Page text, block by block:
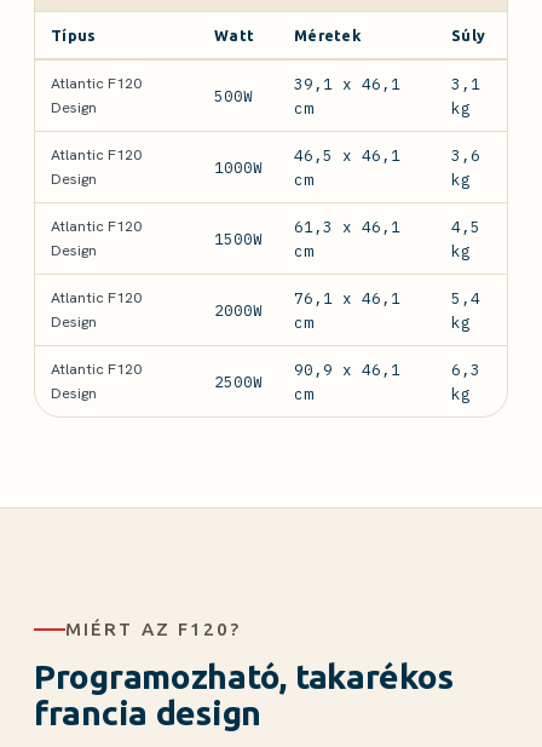
Típus Watt Méretek Súly
Atlantic F120
Design
500W
39,1 x 46,1
cm
3,1
kg
Atlantic F120
Design
1000W
46,5 x 46,1
cm
3,6
kg
Atlantic F120
Design
1500W
61,3 x 46,1
cm
4,5
kg
Atlantic F120
Design
2000W
76,1 x 46,1
cm
5,4
kg
Atlantic F120
Design
2500W
90,9 x 46,1
cm
6,3
kg
MIÉRT AZ F120?
Programozható, takarékos
francia design